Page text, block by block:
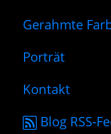
Gerahmte
Porträt
Kontakt
Blog RSS-